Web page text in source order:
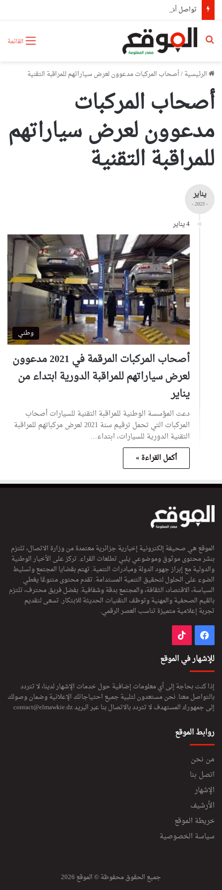
القائمة بحث عن
الرئيسية/أصحاب المركبات مدعوون لعرض سياراتهم للمراقبة التقنية
أصحاب المركبات
مدعوون لعرض سياراتهم
للمراقبة التقنية
يناير
- 2023 -
4 يناير
وطني
أصحاب المركبات المرقمة في 2021 مدعوون
لعرض سياراتهم للمراقبة الدورية ابتداء من
يناير
دعت المؤسسة الوطنية للمراقبة التقنية للسيارات أصحاب
المركبات التي تحمل ترقيم سنة 2021 لعرض مركباتهم للمراقبة
التقنية الدورية للسيارات، ابتداء…
أكمل القراءة »
الموقع هي صحيفة إلكترونية إخبارية جزائرية معتمدة من وزارة الاتصال، تلتزم
بنشر محتوى موثوق وموضوعي يلبي تطلعات القراء. تركز على الأخبار الوطنية
والدولية مع إبراز جهود الدولة ومبادرات التنمية. تهتم بقضايا المجتمع وتسليط
الضوء على الحلول لتحقيق التنمية المستدامة. تقدم محتوى متنوعًا يغطي
السياسة، الاقتصاد، الثقافة، والمجتمع بدقة وشفافية. بفضل فريق محترف، تلتزم
بالقيم الصحفية والمهنية وتوظف التقنيات الحديثة للابتكار. تسعى لتقديم
تجربة إعلامية متميزة تناسب العصر الرقمي.
فيسبوك
للإشهار في الموقع
إذا كنت بحاجة إلى أي معلومات إضافية حول خدمات الإشهار لدينا، لا تتردد
بالتواصل معنا. نحن مستعدون لتلبية جميع احتياجاتك الإعلانية وضمان وصولك
إلى جمهورك المستهدف لا تتردد بالاتصال بنا عبر البريدcontact@elmawkie.dz
روابط الموقع
من نحن
اتصل بنا
الإشهار
الأرشيف
خريطة الموقع
سياسة الخصوصية
جميع الحقوق محفوظة © الموقع 2026